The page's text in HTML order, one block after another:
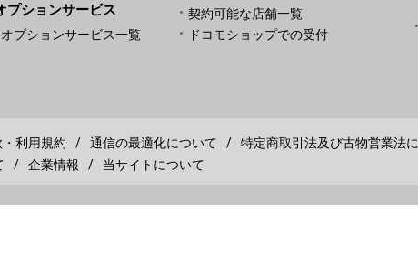
プションサービス
オプションサービス一覧
契約可能な店舗一覧
ドコモショップでの受付
利用規約 通信の最適化について 特定商取引法及び古物営業法
企業情報 当サイトについて